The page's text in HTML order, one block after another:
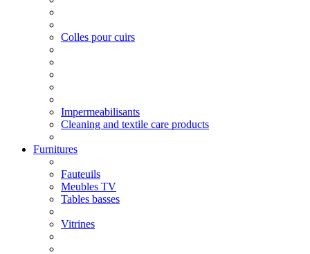
Colles pour cuirs
Impermeabilisants
Cleaning and textile care products
Furnitures
Fauteuils
Meubles TV
Tables basses
Vitrines